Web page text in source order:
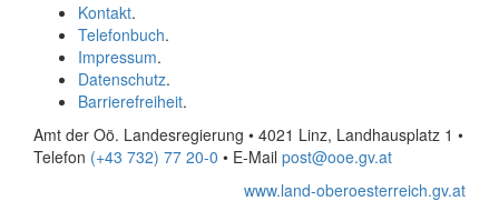
Kontakt.
Telefonbuch.
Impressum.
Datenschutz.
Barrierefreiheit.
Amt der Oö. Landesregierung • 4021 Linz, Landhausplatz 1 •
Telefon (+43 732) 77 20-0 • E-Mail post@ooe.gv.at
www.land-oberoesterreich.gv.at